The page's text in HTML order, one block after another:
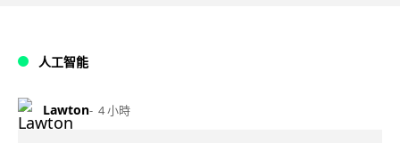
人工智能
Lawton 4 小時